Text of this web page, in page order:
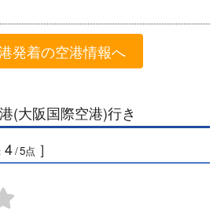
発着の空港情報へ
(大阪国際空港)行き
4/5点 ］